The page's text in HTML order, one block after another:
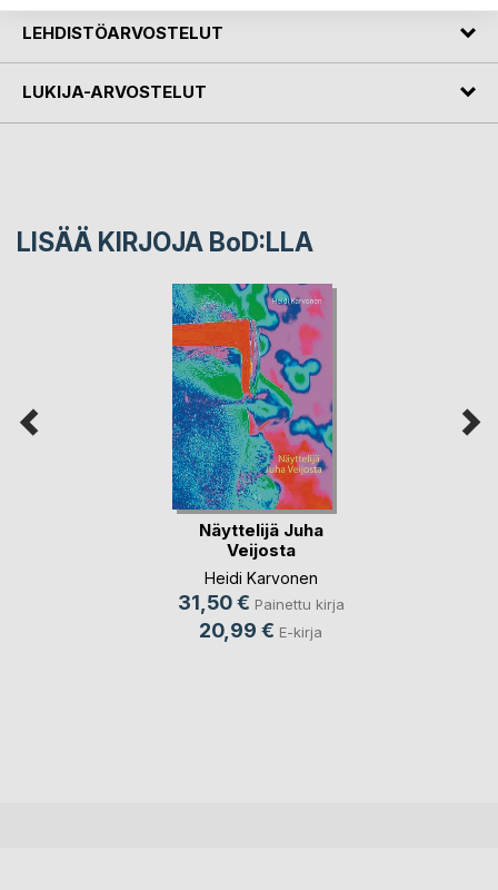
LEHDISTÖARVOSTELUT
LUKIJA-ARVOSTELUT
LISÄÄ KIRJOJA BoD:LLA
Näyttelijä Juha
Veijosta
Heidi Karvonen
31,50 € Painettu kirja
20,99 € E-kirja